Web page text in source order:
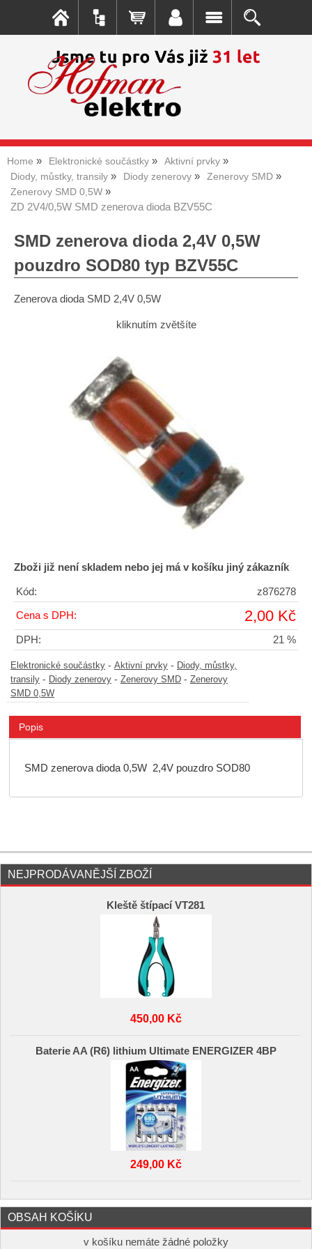
Home Elektronické součástky
Aktivní prvky
Diody, můstky, transily
Diody zenerovy
Zenerovy SMD
Zenerovy SMD 0,5W
ZD 2V4/0,5W SMD zenerova dioda BZV55C
SMD zenerova dioda 2,4V 0,5W
pouzdro SOD80 typ BZV55C
Zenerova dioda SMD 2,4V 0,5W
kliknutím zvětšíte
Zboži již není skladem nebo jej má v košíku jiný zákazník
Kód: z876278
Cena s DPH: 2,00 Kč
DPH: 21 %
Elektronické součástky - Aktivní prvky - Diody, můstky,
transily - Diody zenerovy - Zenerovy SMD - Zenerovy
SMD 0,5W
Popis
SMD zenerova dioda 0,5W 2,4V pouzdro SOD80
NEJPRODÁVANĚJŠÍ ZBOŽÍ
Kleště štípací VT281
450,00 Kč
Baterie AA (R6) lithium Ultimate ENERGIZER 4BP
249,00 Kč
OBSAH KOŠÍKU
v košíku nemáte žádné položky